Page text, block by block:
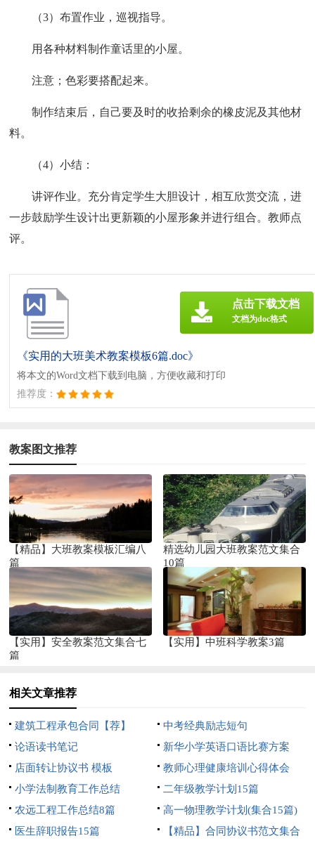
（3）布置作业，巡视指导。
用各种材料制作童话里的小屋。
注意；色彩要搭配起来。
制作结束后，自己要及时的收拾剩余的橡皮泥及其他材
料。
（4）小结：
讲评作业。充分肯定学生大胆设计，相互欣赏交流，进
一步鼓励学生设计出更新颖的小屋形象并进行组合。教师点
评。
《实用的大班美术教案模板6篇.doc》
将本文的Word文档下载到电脑，方便收藏和打印
推荐度：
点击下载文档
文档为doc格式
教案图文推荐
【精品】大班教案模板汇编八
篇
精选幼儿园大班教案范文集合
10篇
【实用】安全教案范文集合七
篇
【实用】中班科学教案3篇
相关文章推荐
建筑工程承包合同【荐】
中考经典励志短句
论语读书笔记
新华小学英语口语比赛方案
店面转让协议书 模板
教师心理健康培训心得体会
小学法制教育工作总结
二年级教学计划15篇
农远工程工作总结8篇
高一物理教学计划(集合15篇)
医生辞职报告15篇
【精品】合同协议书范文集合